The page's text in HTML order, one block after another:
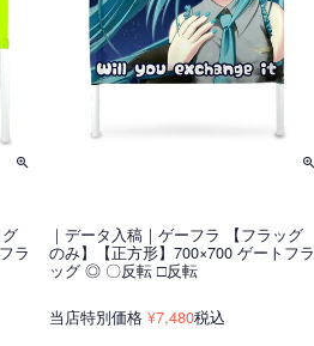
ラ
｜データ入稿｜ゲーフラ 【フラッグ
のみ】【正方形】700×700 ゲートフラ
ッグ ◎ 〇反転 □反転
当店特別価格 ¥7,480税込